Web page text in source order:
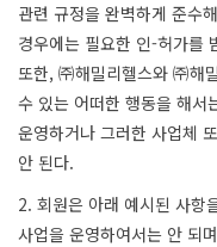
관련 규정을 완벽하게 준수
경우에는 필요한 인-허가를
또한, ㈜해밀리헬스와 ㈜해
수 있는 어떠한 행동을 해서
운영하거나 그러한 사업체
안 된다.
2. 회원은 아래 예시된 사항
사업을 운영하여서는 안 되